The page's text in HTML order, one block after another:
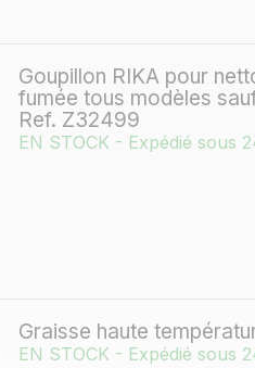
Goupillon RIKA pour
fumée tous modèles
Ref. Z32499
EN STOCK - Expédié sous
Graisse haute
EN STOCK - Expédié sous